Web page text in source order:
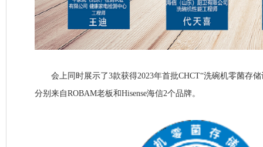
会上同时展示了3款获得2023年首批CHCT“洗碗机零菌存储
分别来自ROBAM老板和Hisense海信2个品牌。